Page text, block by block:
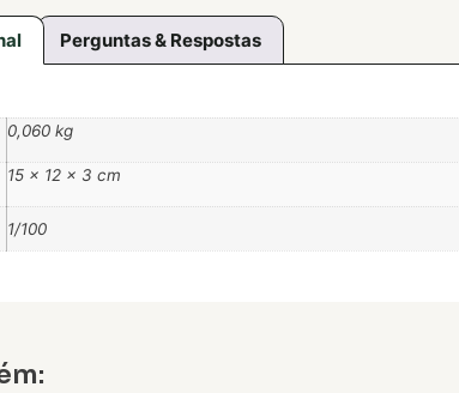
Perguntas & Respostas
0,060 kg
15 × 12 × 3 cm
1/100